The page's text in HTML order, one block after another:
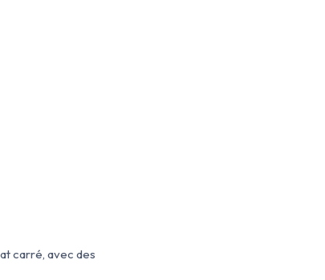
carré, avec des